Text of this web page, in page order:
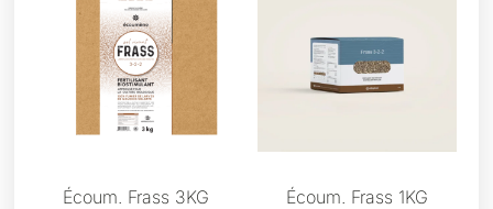
Écoum. Frass 3KG Écoum. Frass 1KG